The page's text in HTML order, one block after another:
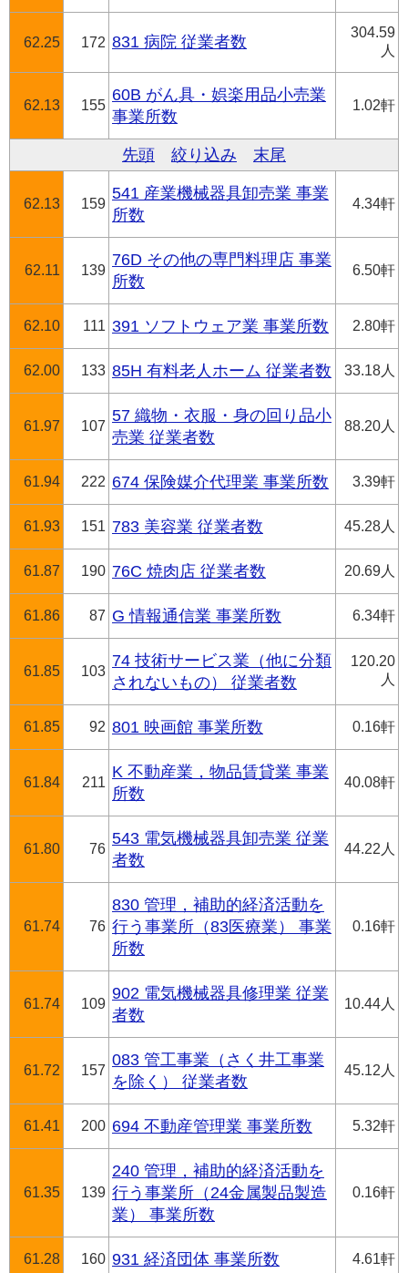
62.25 172 831 病院 従業者数
304.59
人
62.13 155
60B がん具・娯楽用品小売業
事業所数
1.02軒
先頭 絞り込み 末尾
62.13 159
541 産業機械器具卸売業 事業
所数
4.34軒
62.11 139
76D その他の専門料理店 事業
所数
6.50軒
62.10 111 391 ソフトウェア業 事業所数 2.80軒
62.00 133 85H 有料老人ホーム 従業者数 33.18人
61.97 107
57 織物・衣服・身の回り品小
売業 従業者数
88.20人
61.94 222 674 保険媒介代理業 事業所数 3.39軒
61.93 151 783 美容業 従業者数 45.28人
61.87 190 76C 焼肉店 従業者数 20.69人
61.86 87 G 情報通信業 事業所数 6.34軒
61.85 103
74 技術サービス業（他に分類
されないもの） 従業者数
120.20
人
61.85 92 801 映画館 事業所数 0.16軒
61.84 211
K 不動産業，物品賃貸業 事業
所数
40.08軒
61.80 76
543 電気機械器具卸売業 従業
者数
44.22人
61.74 76
830 管理，補助的経済活動を
行う事業所（83医療業） 事業
所数
0.16軒
61.74 109
902 電気機械器具修理業 従業
者数
10.44人
61.72 157
083 管工事業（さく井工事業
を除く） 従業者数
45.12人
61.41 200 694 不動産管理業 事業所数 5.32軒
61.35 139
240 管理，補助的経済活動を
行う事業所（24金属製品製造
業） 事業所数
0.16軒
61.28 160 931 経済団体 事業所数 4.61軒